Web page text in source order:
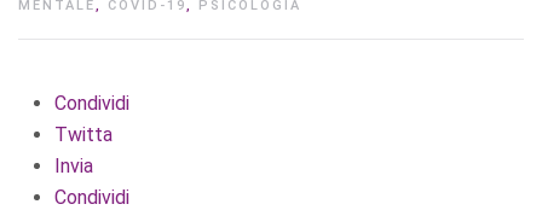
MENTALE, COVID-19, PSICOLOGIA
Condividi
Twitta
Invia
Condividi